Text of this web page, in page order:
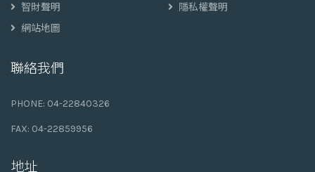
智財聲明
網站地圖
隱私權聲明
聯絡我們
PHONE: 04-22840326
FAX: 04-22859956
地址